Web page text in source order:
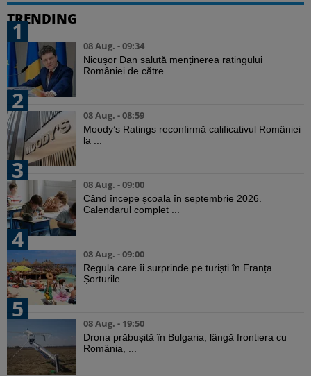
TRENDING
1
08 Aug. - 09:34
Nicușor Dan salută menținerea ratingului
României de către ...
2
08 Aug. - 08:59
Moody’s Ratings reconfirmă calificativul României
la ...
3
08 Aug. - 09:00
Când începe școala în septembrie 2026.
Calendarul complet ...
4
08 Aug. - 09:00
Regula care îi surprinde pe turiști în Franța.
Șorturile ...
5
08 Aug. - 19:50
Drona prăbușită în Bulgaria, lângă frontiera cu
România, ...